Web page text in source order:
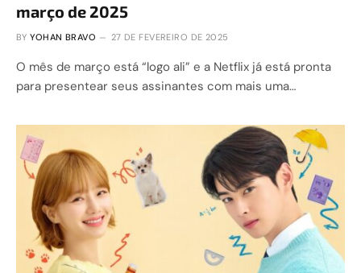
março de 2025
BY YOHAN BRAVO 27 DE FEVEREIRO DE 2025
O mês de março está “logo ali” e a Netflix já está pronta
para presentear seus assinantes com mais uma…